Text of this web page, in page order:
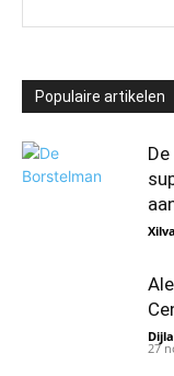
Populaire artikelen
27